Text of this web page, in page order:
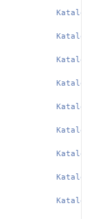
Katalog
Katalog
Katalog
Katalog
Katalog
Katalog
Katalog
Katalog
Katalog